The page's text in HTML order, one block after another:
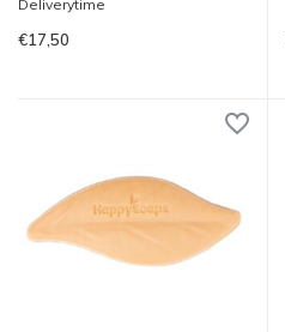
Deliverytime
€17,50